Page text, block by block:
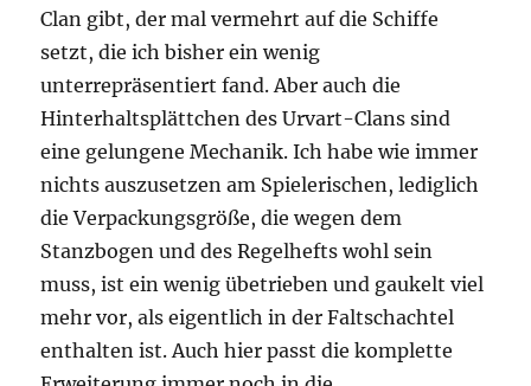
Clan gibt, der mal vermehrt auf die Schiffe
setzt, die ich bisher ein wenig
unterrepräsentiert fand. Aber auch die
Hinterhaltsplättchen des Urvart-Clans sind
eine gelungene Mechanik. Ich habe wie immer
nichts auszusetzen am Spielerischen, lediglich
die Verpackungsgröße, die wegen dem
Stanzbogen und des Regelhefts wohl sein
muss, ist ein wenig übetrieben und gaukelt viel
mehr vor, als eigentlich in der Faltschachtel
enthalten ist. Auch hier passt die komplette